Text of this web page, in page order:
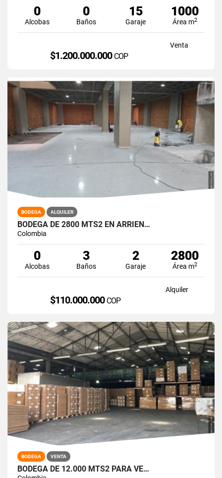
0
Alcobas
0
Baños
15
Garaje
1000
Área m2
Venta
$1.200.000.000 COP
BODEGA ALQUILER
BODEGA DE 2800 MTS2 EN ARRIEN…
Colombia
0
Alcobas
3
Baños
2
Garaje
2800
Área m2
Alquiler
$110.000.000 COP
BODEGA VENTA
BODEGA DE 12.000 MTS2 PARA VE…